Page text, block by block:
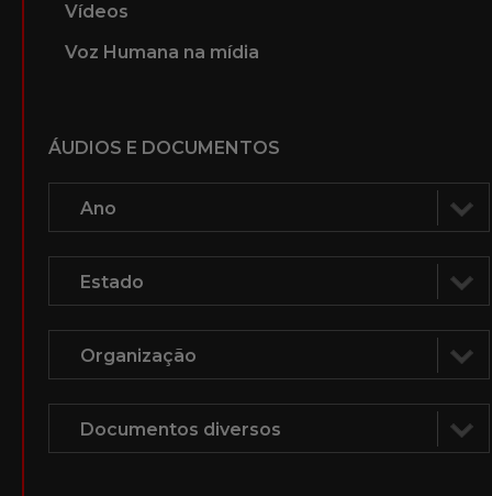
Vídeos
Voz Humana na mídia
ÁUDIOS E DOCUMENTOS